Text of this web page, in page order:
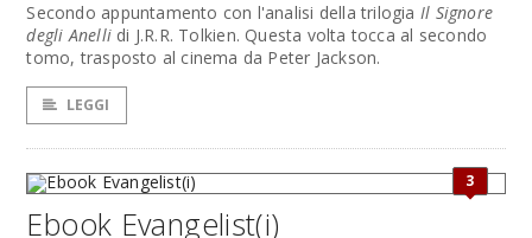
Secondo appuntamento con l'analisi della trilogia Il Signore
degli Anellidi J.R.R. Tolkien. Questa volta tocca al secondo
tomo, trasposto al cinema da Peter Jackson.
LEGGI
3
Ebook Evangelist(i)